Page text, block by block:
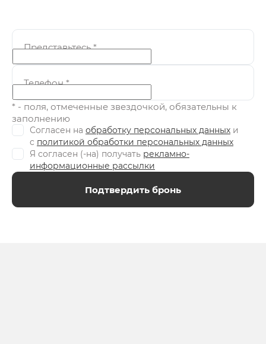
Представьтесь*
Телефон*
* - поля, отмеченные звездочкой, обязательны к
заполнению
Согласен на обработку персональных данных
c политикой обработки персональных данных
Я согласен (-на) получать рекламно-
информационные рассылки
Подтвердить бронь